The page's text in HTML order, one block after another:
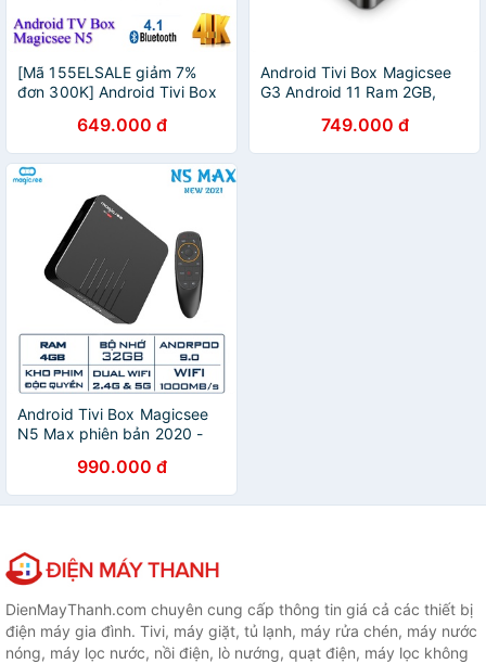
[Mã 155ELSALE giảm 7%
đơn 300K] Android Tivi Box
Chip S905X Ram 2GB Rom
16GB Xem phim
649.000 đ
Android Tivi Box Magicsee
G3 Android 11 Ram 2GB,
749.000 đ
Android Tivi Box Magicsee
N5 Max phiên bản 2020 -
Android 9.0990.000 đ
DienMayThanh.com chuyên cung cấp thông tin giá cả các thiết bị
điện máy gia đình. Tivi, máy giặt, tủ lạnh, máy rửa chén, máy nước
nóng, máy lọc nước, nồi điện, lò nướng, quạt điện, máy lọc không